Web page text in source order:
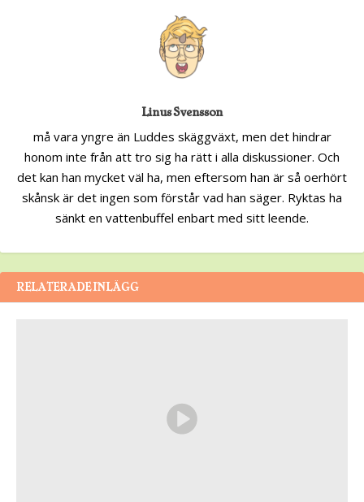
Linus Svensson
må vara yngre än Luddes skäggväxt, men det hindrar
honom inte från att tro sig ha rätt i alla diskussioner. Och
det kan han mycket väl ha, men eftersom han är så oerhört
skånsk är det ingen som förstår vad han säger. Ryktas ha
sänkt en vattenbuffel enbart med sitt leende.
RELATERADE INLÄGG